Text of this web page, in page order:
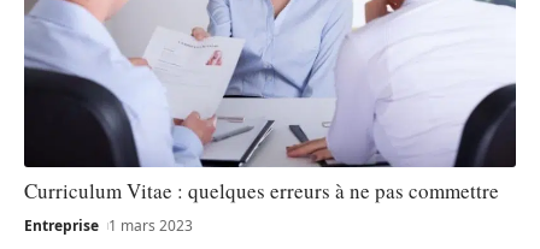
Curriculum Vitae : quelques erreurs à ne pas commettre
Entreprise 1 mars 2023